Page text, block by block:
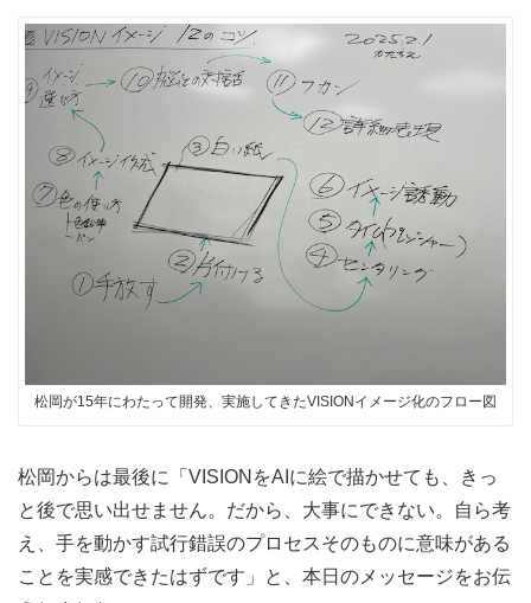
松岡が15年にわたって開発、実施してきたVISIONイメージ化のフロー図
松岡からは最後に「VISIONをAIに絵で描かせても、きっ
と後で思い出せません。だから、大事にできない。自ら考
え、手を動かす試行錯誤のプロセスそのものに意味がある
ことを実感できたはずです」と、本日のメッセージをお伝